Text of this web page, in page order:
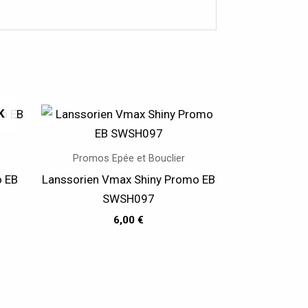
Promos Epée et Bouclier
Lanssorien Vmax Shiny Promo EB
SWSH097
6,00€